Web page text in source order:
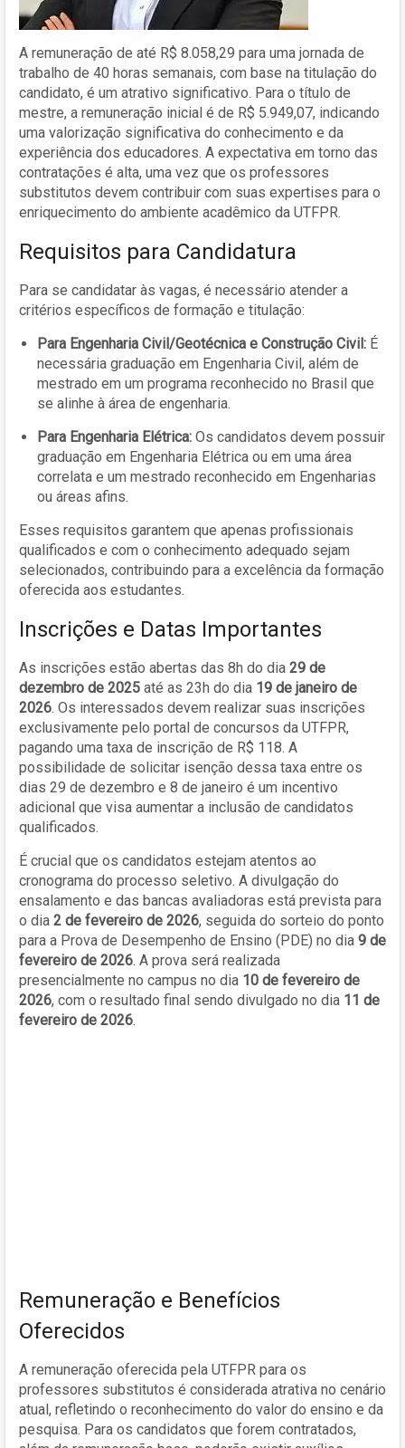
A remuneração de até R$ 8.058,29 para uma jornada de
trabalho de 40 horas semanais, com base na titulação do
candidato, é um atrativo significativo. Para o título de
mestre, a remuneração inicial é de R$ 5.949,07, indicando
uma valorização significativa do conhecimento e da
experiência dos educadores. A expectativa em torno das
contratações é alta, uma vez que os professores
substitutos devem contribuir com suas expertises para o
enriquecimento do ambiente acadêmico da UTFPR.
Requisitos para Candidatura
Para se candidatar às vagas, é necessário atender a
critérios específicos de formação e titulação:
Para Engenharia Civil/Geotécnica e Construção Civil: É
necessária graduação em Engenharia Civil, além de
mestrado em um programa reconhecido no Brasil que
se alinhe à área de engenharia.
Para Engenharia Elétrica: Os candidatos devem possuir
graduação em Engenharia Elétrica ou em uma área
correlata e um mestrado reconhecido em Engenharias
ou áreas afins.
Esses requisitos garantem que apenas profissionais
qualificados e com o conhecimento adequado sejam
selecionados, contribuindo para a excelência da formação
oferecida aos estudantes.
Inscrições e Datas Importantes
As inscrições estão abertas das 8h do dia 29 de
dezembro de 2025 até as 23h do dia 19 de janeiro de
2026. Os interessados devem realizar suas inscrições
exclusivamente pelo portal de concursos da UTFPR,
pagando uma taxa de inscrição de R$ 118. A
possibilidade de solicitar isenção dessa taxa entre os
dias 29 de dezembro e 8 de janeiro é um incentivo
adicional que visa aumentar a inclusão de candidatos
qualificados.
É crucial que os candidatos estejam atentos ao
cronograma do processo seletivo. A divulgação do
ensalamento e das bancas avaliadoras está prevista para
o dia 2 de fevereiro de 2026, seguida do sorteio do ponto
para a Prova de Desempenho de Ensino (PDE) no dia 9 de
fevereiro de 2026. A prova será realizada
presencialmente no campus no dia 10 de fevereiro de
2026, com o resultado final sendo divulgado no dia 11 de
fevereiro de 2026.
Remuneração e Benefícios
Oferecidos
A remuneração oferecida pela UTFPR para os
professores substitutos é considerada atrativa no cenário
atual, refletindo o reconhecimento do valor do ensino e da
pesquisa. Para os candidatos que forem contratados,